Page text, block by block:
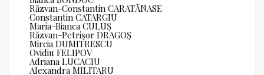
Răzvan-Constantin CARATĂNASE
Constantin CATARGIU
Maria-Bianca CULUŞ
Răzvan-Petrişor DRAGOŞ
Mircia DUMITRESCU
Ovidiu FELIPOV
Adriana LUCACIU
Alexandra MILITARU